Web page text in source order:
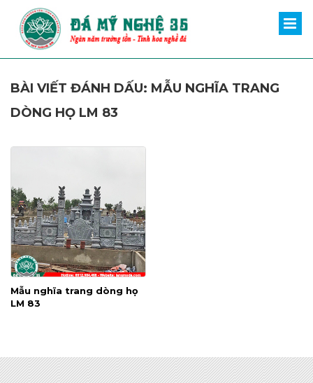
BÀI VIẾT ĐÁNH DẤU: MẪU NGHĨA TRANG
DÒNG HỌ LM 83
Mẫu nghĩa trang dòng họ
LM 83